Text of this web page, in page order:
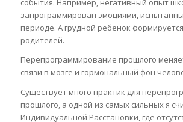
события. Например, негативный опыт
запрограммирован эмоциями,
периоде. А грудной ребенок
родителей.
Перепрограммирование прошлого
связи в мозге и гормональный фон
Существует много практик для
прошлого, а одной из самых сильных я
Индивидуальной Расстановки, где